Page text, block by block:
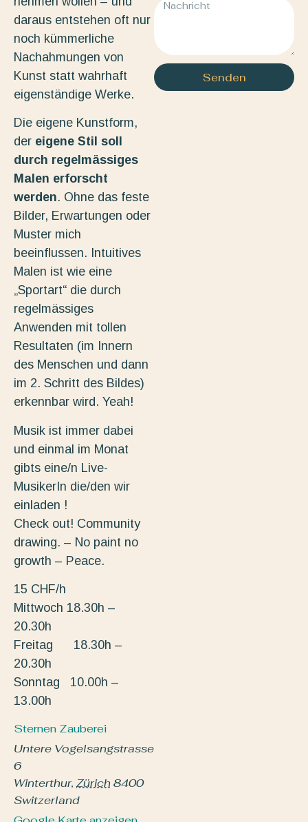
daraus entstehen oft nur
noch kümmerliche
Nachahmungen von
Kunst statt wahrhaft
eigenständige Werke.
Die eigene Kunstform,
der eigene Stil soll
durch regelmässiges
Malen erforscht
werden. Ohne das feste
Bilder, Erwartungen oder
Muster mich
beeinflussen. Intuitives
Malen ist wie eine
„Sportart“ die durch
regelmässiges
Anwenden mit tollen
Resultaten (im Innern
des Menschen und dann
im 2. Schritt des Bildes)
erkennbar wird. Yeah!
Musik ist immer dabei
und einmal im Monat
gibts eine/n Live-
MusikerIn die/den wir
einladen !
Check out! Community
drawing. – No paint no
growth – Peace.
15 CHF/h
Mittwoch 18.30h –
20.30h
Freitag 18.30h –
20.30h
Sonntag 10.00h –
13.00h
Sternen Zauberei
Untere Vogelsangstrasse
6
Winterthur, Zürich8400
Switzerland
Senden